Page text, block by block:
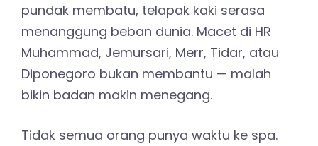
pundak membatu, telapak kaki serasa
menanggung beban dunia. Macet di HR
Muhammad, Jemursari, Merr, Tidar, atau
Diponegoro bukan membantu — malah
bikin badan makin menegang.
Tidak semua orang punya waktu ke spa.